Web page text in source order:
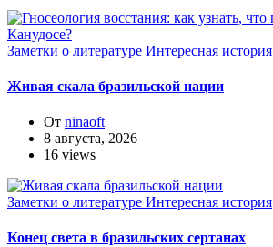
Заметки о литературе Интересная история
Живая скала бразильской нации
От ninaoft
8 августа, 2026
16 views
Заметки о литературе Интересная история
Конец света в бразильских сертанах